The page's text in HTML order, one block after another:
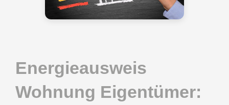
Energieausweis
Wohnung Eigentümer: